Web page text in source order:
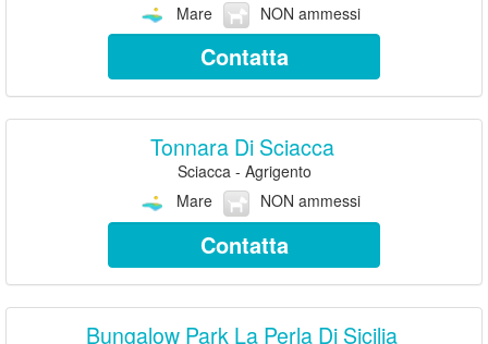
Mare
NON ammessi
Contatta
Tonnara Di Sciacca
Sciacca - Agrigento
Mare
NON ammessi
Contatta
Bungalow Park La Perla Di Sicilia